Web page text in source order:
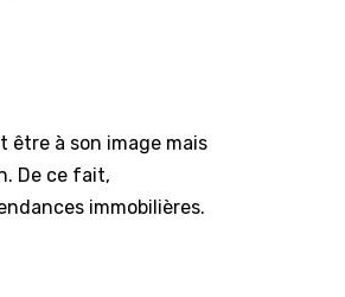
être à son image mais
De ce fait,
immobilières.